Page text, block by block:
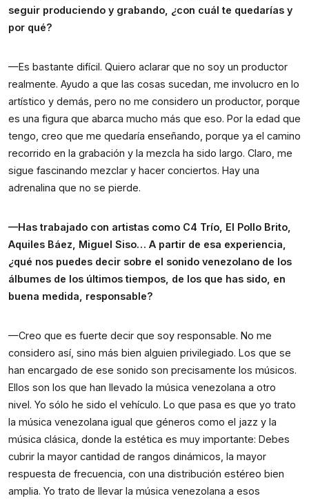
seguir produciendo y grabando, ¿con cuál te quedarías y
por qué?
—Es bastante difícil. Quiero aclarar que no soy un productor
realmente. Ayudo a que las cosas sucedan, me involucro en lo
artístico y demás, pero no me considero un productor, porque
es una figura que abarca mucho más que eso. Por la edad que
tengo, creo que me quedaría enseñando, porque ya el camino
recorrido en la grabación y la mezcla ha sido largo. Claro, me
sigue fascinando mezclar y hacer conciertos. Hay una
adrenalina que no se pierde.
—Has trabajado con artistas como C4 Trío, El Pollo Brito,
Aquiles Báez, Miguel Siso… A partir de esa experiencia,
¿qué nos puedes decir sobre el sonido venezolano de los
álbumes de los últimos tiempos, de los que has sido, en
buena medida, responsable?
—Creo que es fuerte decir que soy responsable. No me
considero así, sino más bien alguien privilegiado. Los que se
han encargado de ese sonido son precisamente los músicos.
Ellos son los que han llevado la música venezolana a otro
nivel. Yo sólo he sido el vehículo. Lo que pasa es que yo trato
la música venezolana igual que géneros como el jazz y la
música clásica, donde la estética es muy importante: Debes
cubrir la mayor cantidad de rangos dinámicos, la mayor
respuesta de frecuencia, con una distribución estéreo bien
amplia. Yo trato de llevar la música venezolana a esos